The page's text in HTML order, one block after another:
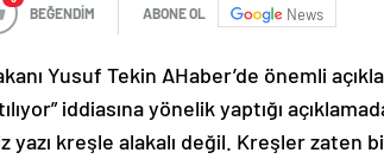
BEĞENDİM ABONE OL News
Yusuf Tekin AHaber’de önemli
iddiasına yönelik yaptığı
yazı kreşle alakalı değil. Kreşler zaten